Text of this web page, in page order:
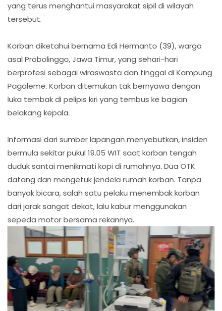
yang terus menghantui masyarakat sipil di wilayah
tersebut.
Korban diketahui bernama Edi Hermanto (39), warga
asal Probolinggo, Jawa Timur, yang sehari-hari
berprofesi sebagai wiraswasta dan tinggal di Kampung
Pagaleme. Korban ditemukan tak bernyawa dengan
luka tembak di pelipis kiri yang tembus ke bagian
belakang kepala.
Informasi dari sumber lapangan menyebutkan, insiden
bermula sekitar pukul 19.05 WIT saat korban tengah
duduk santai menikmati kopi di rumahnya. Dua OTK
datang dan mengetuk jendela rumah korban. Tanpa
banyak bicara, salah satu pelaku menembak korban
dari jarak sangat dekat, lalu kabur menggunakan
sepeda motor bersama rekannya.